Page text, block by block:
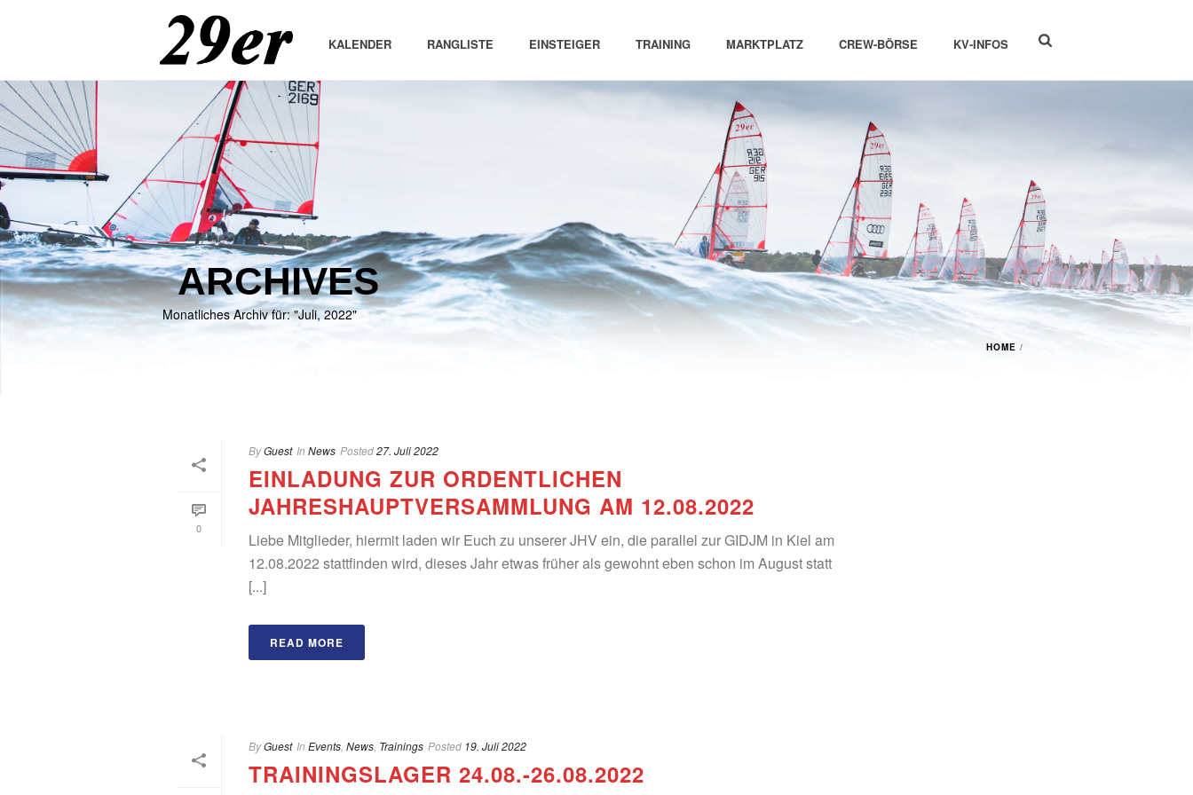
KALENDER RANGLISTE EINSTEIGER TRAINING MARKTPLATZ CREW-BÖRSE KV-INFOS
ARCHIVES
Monatliches Archiv für: "Juli, 2022"
HOME /
0
By Guest In News Posted 27. Juli 2022
EINLADUNG ZUR ORDENTLICHEN
JAHRESHAUPTVERSAMMLUNG AM 12.08.2022
Liebe Mitglieder, hiermit laden wir Euch zu unserer JHV ein, die parallel zur GIDJM in Kiel am
12.08.2022 stattfinden wird, dieses Jahr etwas früher als gewohnt eben schon im August statt
[...]
READ MORE
By Guest In Events, News, Trainings Posted 19. Juli 2022
TRAININGSLAGER 24.08.-26.08.2022